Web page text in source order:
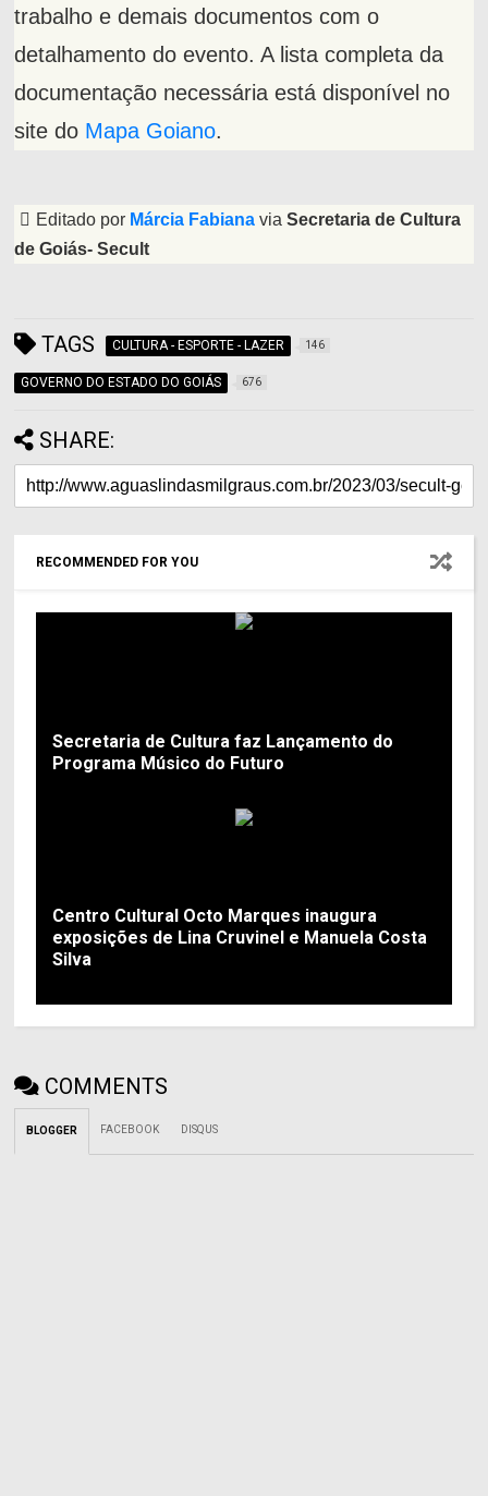
trabalho e demais documentos com o
detalhamento do evento. A lista completa da
documentação necessária está disponível no
site do Mapa Goiano.
Editado por Márcia Fabiana viaSecretaria de Cultura
de Goiás- Secult
TAGS CULTURA - ESPORTE - LAZER 146
GOVERNO DO ESTADO DO GOIÁS 676
SHARE:
RECOMMENDED FOR YOU
Secretaria de Cultura faz Lançamento do
Programa Músico do Futuro
Centro Cultural Octo Marques inaugura
exposições de Lina Cruvinel e Manuela Costa
Silva
COMMENTS
BLOGGER FACEBOOK DISQUS